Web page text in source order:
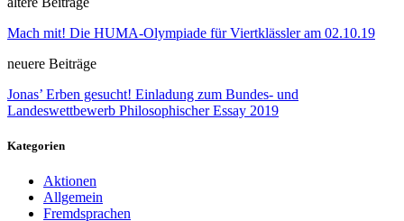
Mach mit! Die HUMA-Olympiade für Viertklässler am 02.10.19
neuere Beiträge
Jonas’ Erben gesucht! Einladung zum Bundes- und
Landeswettbewerb Philosophischer Essay 2019
Kategorien
Aktionen
Allgemein
Fremdsprachen